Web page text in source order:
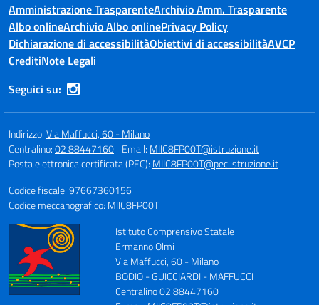
Amministrazione TrasparenteArchivio Amm. Trasparente
Albo onlineArchivio Albo onlinePrivacy Policy
Dichiarazione di accessibilitàObiettivi di accessibilitàAVCP
CreditiNote Legali
Seguici su:
Indirizzo:Via Maffucci, 60 - Milano
Centralino:02 88447160 Email: MIIC8FP00T@istruzione.it
Posta elettronica certificata (PEC): MIIC8FP00T@pec.istruzione.it
Codice fiscale: 97667360156
Codice meccanografico: MIIC8FP00T
Istituto Comprensivo Statale
Ermanno Olmi
Via Maffucci, 60 - Milano
BODIO - GUICCIARDI - MAFFUCCI
Centralino 02 88447160